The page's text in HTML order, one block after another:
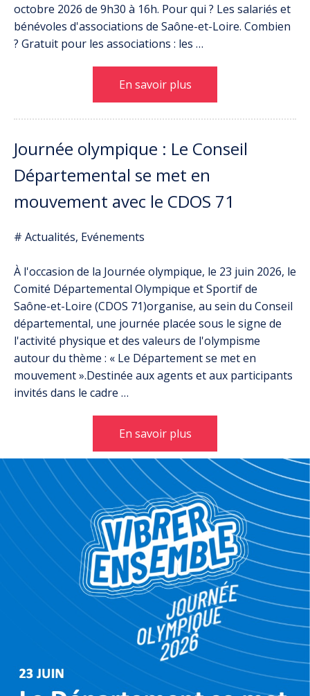
octobre 2026 de 9h30 à 16h. Pour qui ? Les salariés et
bénévoles d'associations de Saône-et-Loire. Combien
? Gratuit pour les associations : les …
En savoir plus
Journée olympique : Le Conseil
Départemental se met en
mouvement avec le CDOS 71
# Actualités, Evénements
À l'occasion de la Journée olympique, le 23 juin 2026, le
Comité Départemental Olympique et Sportif de
Saône-et-Loire (CDOS 71)organise, au sein du Conseil
départemental, une journée placée sous le signe de
l'activité physique et des valeurs de l'olympisme
autour du thème : « Le Département se met en
mouvement ».Destinée aux agents et aux participants
invités dans le cadre …
En savoir plus